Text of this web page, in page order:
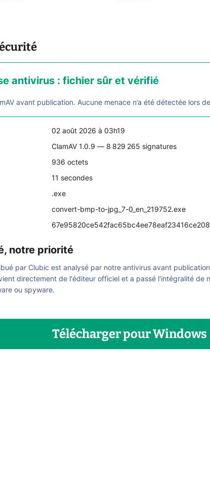
antivirus : fichier sûr et vérifié
avant publication. Aucune menace n’a été détectée lors de
02 août 2026 à 03h19
ClamAV 1.0.9 — 8 829 265 signatures
936 octets
11 secondes
.exe
convert-bmp-to-jpg_7-0_en_219752.exe
notre priorité
par Clubic est analysé par notre antivirus avant
directement de l'éditeur officiel et a passé l'intégralité de
ou spyware.
TéléchargerpourWindows